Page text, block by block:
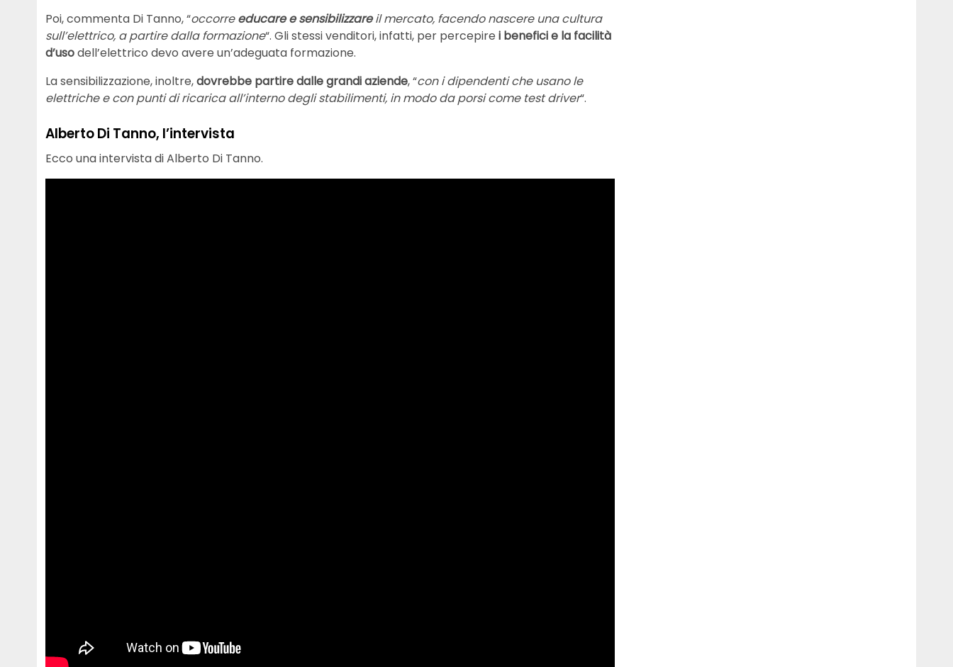
Poi, commenta Di Tanno, “occorreeducare e sensibilizzareil mercato, facendo nascere una cultura
sull’elettrico, a partire dalla formazione“. Gli stessi venditori, infatti, per percepire i benefici e la facilità
d’usodell’elettrico devo avere un’adeguata formazione.
La sensibilizzazione, inoltre,dovrebbe partire dalle grandi aziende, “con i dipendenti che usano le
elettriche e con punti di ricarica all’interno degli stabilimenti, in modo da porsi come test driver“.
Alberto Di Tanno, l’intervista
Ecco una intervista di Alberto Di Tanno.